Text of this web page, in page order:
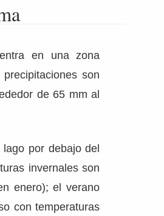
en una zona
son
de 65 mm al
por debajo del
invernales son
enero); el verano
con temperaturas